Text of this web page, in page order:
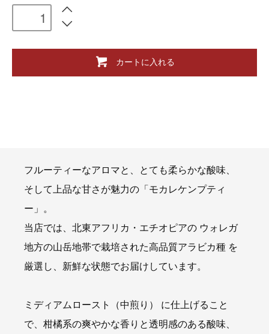
カートに入れる
フルーティーなアロマと、とても柔らかな酸味、
そして上品な甘さが魅力の「モカレケンプティ
ー」。
当店では、北東アフリカ・エチオピアの ウォレガ
地方の山岳地帯で栽培された高品質アラビカ種 を
厳選し、新鮮な状態でお届けしています。
ミディアムロースト（中煎り） に仕上げること
で、柑橘系の爽やかな香りと透明感のある酸味、